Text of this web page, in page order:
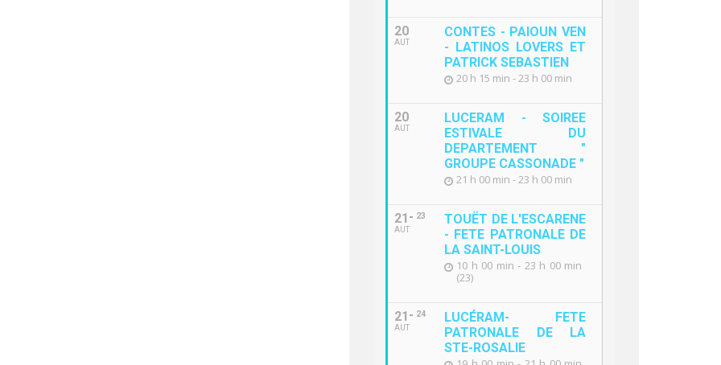
20
AUT
CONTES - PAIOUN VEN
- LATINOS LOVERS ET
PATRICK SEBASTIEN
20 h 15 min - 23 h 00 min
20
AUT
LUCERAM - SOIREE
ESTIVALE DU
DEPARTEMENT "
GROUPE CASSONADE "
21 h 00 min - 23 h 00 min
21
AUT
23
TOUËT DE L'ESCARENE
- FETE PATRONALE DE
LA SAINT-LOUIS
10 h 00 min - 23 h 00 min
(23)
21
AUT
24
LUCÉRAM- FETE
PATRONALE DE LA
STE-ROSALIE